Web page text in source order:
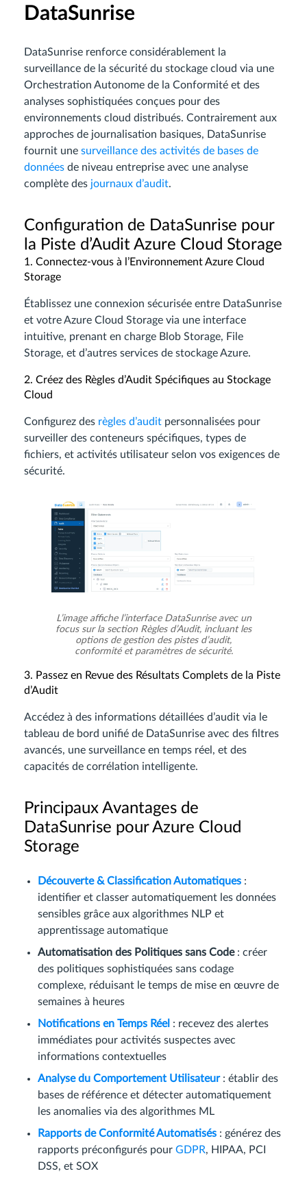
DataSunrise
DataSunrise renforce considérablement la
surveillance de la sécurité du stockage cloud via une
Orchestration Autonome de la Conformité et des
analyses sophistiquées conçues pour des
environnements cloud distribués. Contrairement aux
approches de journalisation basiques, DataSunrise
fournit une surveillance des activités de bases de
données de niveau entreprise avec une analyse
complète des journaux d’audit.
Configuration de DataSunrise pour
la Piste d’Audit Azure Cloud Storage
1. Connectez-vous à l’Environnement Azure Cloud
Storage
Établissez une connexion sécurisée entre DataSunrise
et votre Azure Cloud Storage via une interface
intuitive, prenant en charge Blob Storage, File
Storage, et d’autres services de stockage Azure.
2. Créez des Règles d’Audit Spécifiques au Stockage
Cloud
Configurez des règles d’audit personnalisées pour
surveiller des conteneurs spécifiques, types de
fichiers, et activités utilisateur selon vos exigences de
sécurité.
L’image affiche l’interface DataSunrise avec un
focus sur la section Règles d’Audit, incluant les
options de gestion des pistes d’audit,
conformité et paramètres de sécurité.
3. Passez en Revue des Résultats Complets de la Piste
d’Audit
Accédez à des informations détaillées d’audit via le
tableau de bord unifié de DataSunrise avec des filtres
avancés, une surveillance en temps réel, et des
capacités de corrélation intelligente.
Principaux Avantages de
DataSunrise pour Azure Cloud
Storage
Découverte & Classification Automatiques :
identifier et classer automatiquement les données
sensibles grâce aux algorithmes NLP et
apprentissage automatique
Automatisation des Politiques sans Code: créer
des politiques sophistiquées sans codage
complexe, réduisant le temps de mise en œuvre de
semaines à heures
Notifications en Temps Réel : recevez des alertes
immédiates pour activités suspectes avec
informations contextuelles
Analyse du Comportement Utilisateur: établir des
bases de référence et détecter automatiquement
les anomalies via des algorithmes ML
Rapports de Conformité Automatisés : générez des
rapports préconfigurés pour GDPR, HIPAA, PCI
DSS, et SOX